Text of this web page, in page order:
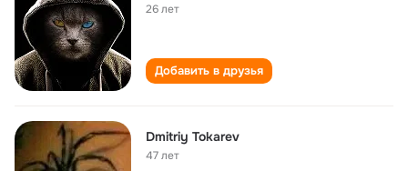
26 лет
Добавить в друзья
Dmitriy Tokarev
47 лет